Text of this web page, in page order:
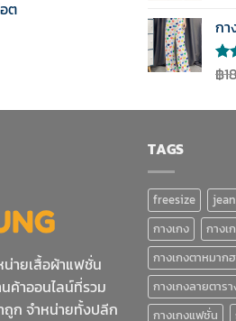
ต
กา
ให้
฿
น่ายเสื้อผ้าแฟชั่น
ค้าออนไลน์ที่รวม
ก จำหน่ายทั้งปลีก
TAGS
freesize
กางเกง
กางเ
กางเกงตาหมาก
กางเกงลายตาร
กางเกงแฟชั่น